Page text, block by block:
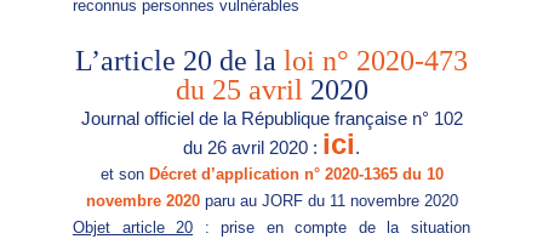
reconnus personnes vulnérables
L’article 20 de la loi n° 2020-473
du 25 avril 2020
Journal officiel de la République française n° 102
du 26 avril 2020 : ici.
et son Décret d’application n° 2020-1365 du 10
novembre 2020 paru au JORF du 11 novembre 2020
Objet article 20 : prise en compte de la situation